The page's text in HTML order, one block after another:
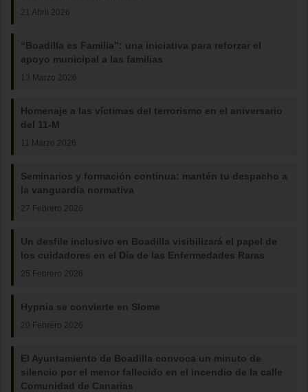
21 Abril 2026
“Boadilla es Familia”: una iniciativa para reforzar el
apoyo municipal a las familias
13 Marzo 2026
Homenaje a las víctimas del terrorismo en el aniversario
del 11-M
11 Marzo 2026
Seminarios y formación continua: mantén tu despacho a
la vanguardia normativa
27 Febrero 2026
Un desfile inclusivo en Boadilla visibilizará el papel de
los cuidadores en el Día de las Enfermedades Raras
25 Febrero 2026
Hypnia se convierte en Slome
20 Febrero 2026
El Ayuntamiento de Boadilla convoca un minuto de
silencio por el menor fallecido en el incendio de la calle
Comunidad de Canarias